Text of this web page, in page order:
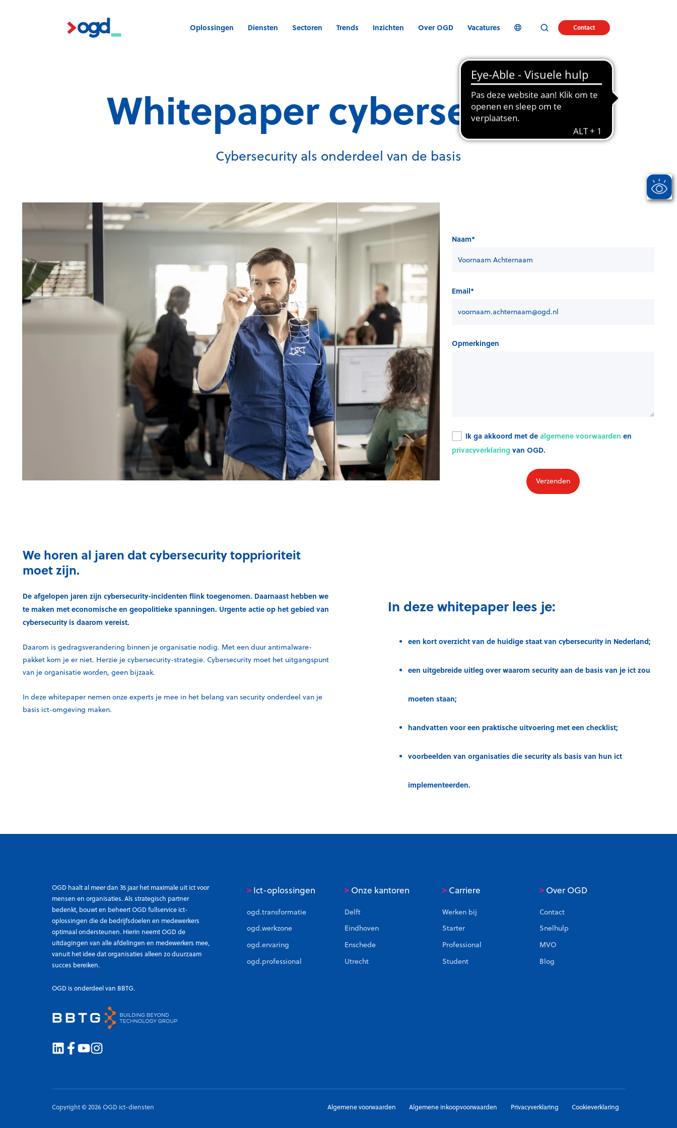
Oplossingen Diensten Sectoren Trends Inzichten Over OGD Vacatures Contact
Whitepaper cybersecurity
Cybersecurity als onderdeel van de basis
Naam*
Email*
Opmerkingen
Ik ga akkoord met dealgemene voorwaarden en
privacyverklaring van OGD.
We horen al jaren dat cybersecurity topprioriteit
moet zijn.
De afgelopen jaren zijn cybersecurity-incidenten flink toegenomen. Daarnaast hebben we
te maken met economische en geopolitieke spanningen. Urgente actie op het gebied van
cybersecurity is daarom vereist.
Daarom is gedragsverandering binnen je organisatie nodig. Met een duur antimalware-
pakket kom je er niet. Herzie je cybersecurity-strategie. Cybersecurity moet het uitgangspunt
van je organisatie worden, geen bijzaak.
In deze whitepaper nemen onze experts je mee in het belang van security onderdeel van je
basis ict-omgeving maken.
In deze whitepaper lees je:
een kort overzicht van de huidige staat van cybersecurity in Nederland;
een uitgebreide uitleg over waarom security aan de basis van je ict zou
moeten staan;
handvatten voor een praktische uitvoering met een checklist;
voorbeelden van organisaties die security als basis van hun ict
implementeerden.
OGD haalt al meer dan 35 jaar het maximale uit ict voor
mensen en organisaties. Als strategisch partner
bedenkt, bouwt en beheert OGD fullservice ict-
oplossingen die de bedrijfsdoelen en medewerkers
optimaal ondersteunen. Hierin neemt OGD de
uitdagingen van alle afdelingen en medewerkers mee,
vanuit het idee dat organisaties alleen zo duurzaam
succes bereiken.
OGD is onderdeel van BBTG.
>Ict-oplossingen
ogd.transformatie
ogd.werkzone
ogd.ervaring
ogd.professional
>Onze kantoren
Delft
Eindhoven
Enschede
Utrecht
>Carriere
Werken bij
Starter
Professional
Student
>Over OGD
Contact
Snelhulp
MVO
Blog
Copyright © 2026 OGD ict-diensten Algemene voorwaarden Algemene inkoopvoorwaarden Privacyverklaring Cookieverklaring